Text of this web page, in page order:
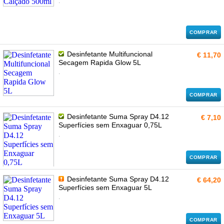
COMPRAR
Desinfetante Multifuncional
Secagem Rapida Glow 5L
.
€ 11,70
COMPRAR
Desinfetante Suma Spray D4.12
Superfícies sem Enxaguar 0,75L
.
€ 7,10
COMPRAR
Desinfetante Suma Spray D4.12
Superfícies sem Enxaguar 5L
.
€ 64,20
COMPRAR